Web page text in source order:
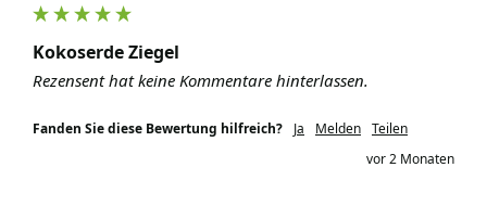
Kokoserde Ziegel
Rezensent hat keine Kommentare hinterlassen.
Fanden Sie diese Bewertung hilfreich? Ja Melden Teilen
vor 2 Monaten